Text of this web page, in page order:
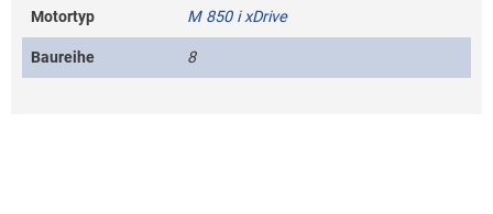
Motortyp M 850 i xDrive
Baureihe 8